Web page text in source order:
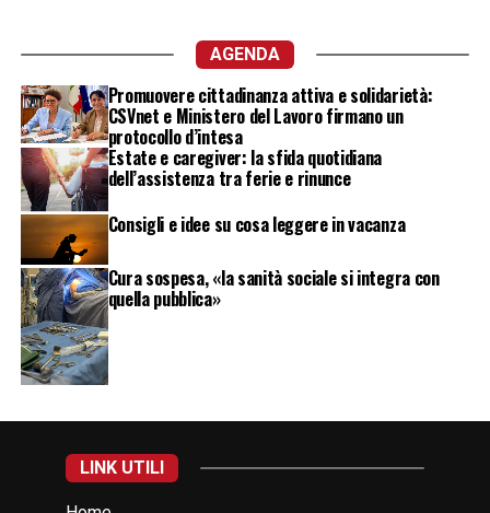
AGENDA
Promuovere cittadinanza attiva e solidarietà:
CSVnet e Ministero del Lavoro firmano un
protocollo d’intesa
Estate e caregiver: la sfida quotidiana
dell’assistenza tra ferie e rinunce
Consigli e idee su cosa leggere in vacanza
Cura sospesa, «la sanità sociale si integra con
quella pubblica»
LINK UTILI